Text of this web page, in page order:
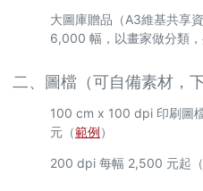
大圖庫贈品（A3維基共享
6,000 幅，以畫家做分類
二、圖檔（可自備素材，
100 cm x 100 dpi 印刷圖
元（範例）
200 dpi 每幅 2,500 元起（